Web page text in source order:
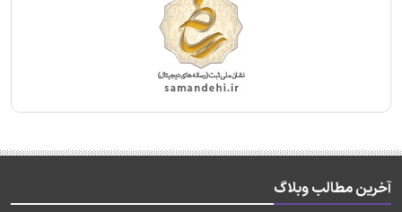
آخرین مطالب وبلاگ